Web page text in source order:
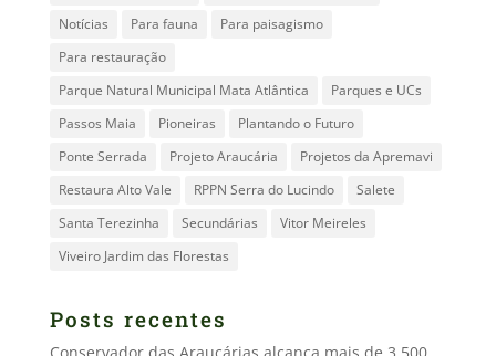
Notícias
Para fauna
Para paisagismo
Para restauração
Parque Natural Municipal Mata Atlântica
Parques e UCs
Passos Maia
Pioneiras
Plantando o Futuro
Ponte Serrada
Projeto Araucária
Projetos da Apremavi
Restaura Alto Vale
RPPN Serra do Lucindo
Salete
Santa Terezinha
Secundárias
Vitor Meireles
Viveiro Jardim das Florestas
Posts recentes